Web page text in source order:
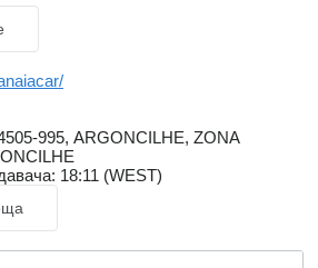
995, ARGONCILHE, ZONA
18:11 (WEST)